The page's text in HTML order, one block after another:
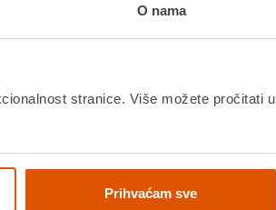
O nama
stranice. Više možete pročitati u
Prihvaćam sve